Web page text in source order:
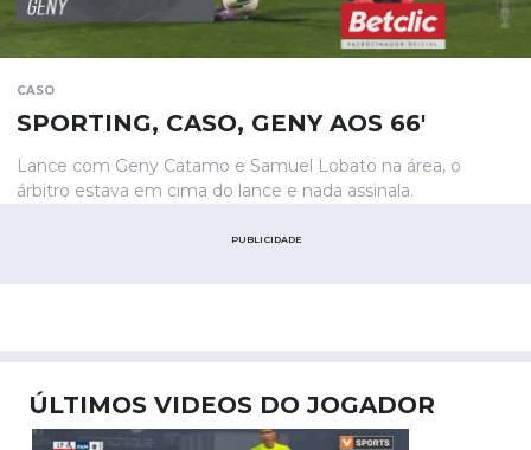
CASO
SPORTING, CASO, GENY AOS 66'
Lance com Geny Catamo e Samuel Lobato na área, o
árbitro estava em cima do lance e nada assinala.
PUBLICIDADE
ÚLTIMOS VIDEOS DO JOGADOR